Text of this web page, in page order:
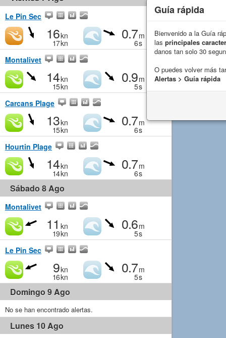
Le Pin Sec
16kn
17kn
0.7m
6s
Montalivet
14kn
15kn
0.9m
5s
Carcans Plage
13kn
15kn
0.7m
6s
Hourtin Plage
14kn
14kn
0.7m
6s
Sábado 8 Ago
Montalivet
11 kn
19kn
0.6m
5s
Le Pin Sec
9kn
16kn
0.7m
5s
Domingo 9 Ago
No se han encontrado alertas.
Lunes 10 Ago
Guía rápida
Bienvenido a la Guía
las principales
danos tan solo 30
O puedes volver más
Alertas > Guía rápida